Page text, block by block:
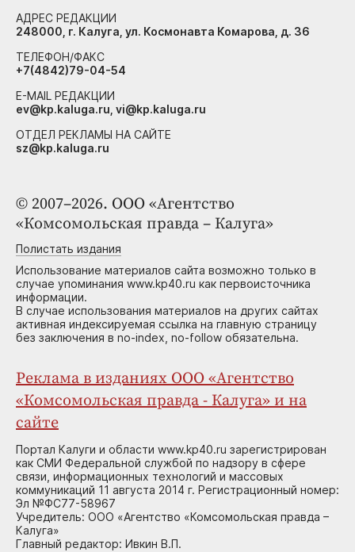
© 2007–2026. ООО «Агентство
«Комсомольская правда – Калуга»
Полистать издания
Использование материалов сайта возможно только в
случае упоминания www.kp40.ru как первоисточника
информации.
В случае использования материалов на других сайтах
активная индексируемая ссылка на главную страницу
без заключения в no-index, no-follow обязательна.
Реклама в изданиях ООО «Агентство
«Комсомольская правда - Калуга» и на
сайте
Портал Калуги и области www.kp40.ru зарегистрирован
как СМИ Федеральной службой по надзору в сфере
связи, информационных технологий и массовых
коммуникаций 11 августа 2014 г. Регистрационный номер:
Эл №ФС77-58967
Учредитель: ООО «Агентство «Комсомольская правда –
Калуга»
Главный редактор: Ивкин В.П.
АДРЕС РЕДАКЦИИ
248000, г. Калуга, ул. Космонавта Комарова, д. 36
ТЕЛЕФОН/ФАКС
+7(4842)79-04-54
E-MAIL РЕДАКЦИИ
ev@kp.kaluga.ru, vi@kp.kaluga.ru
ОТДЕЛ РЕКЛАМЫ НА САЙТЕ
sz@kp.kaluga.ru